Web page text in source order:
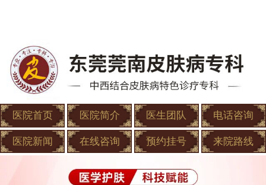
医院首页 医院简介 医生团队 电话咨询
医院新闻 在线咨询 预约挂号 来院路线